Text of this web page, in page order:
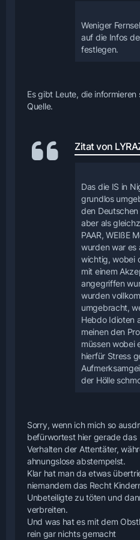
Weniger
auf die Infos
festlegen.
Es gibt Leute, die
Quelle.
Zitat von
Das die IS in
grundlos
den
aber als
PAAR, WEIßE
wurden war es
wichtig, wobei
mit einem
angegriffen
wurden
umgebracht,
Hebdo Idioten
meinen den
müssen wobei
hierfür Stress
der Hölle
Sorry, wenn ich mich so
befürwortest hier gerade das
Verhalten der Attentäter,
ahnungslose abstempelst.
Klar hat man da etwas
niemandem das Recht
Unbeteiligte zu töten und
verbreiten.
Und was hat es mit dem
rein gar nichts gemacht